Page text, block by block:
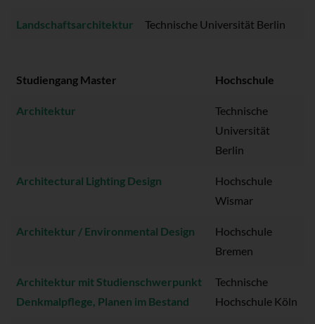
Landschaftsarchitektur Technische Universität Berlin
Studiengang Master Hochschule
Architektur
Technische
Universität
Berlin
Architectural Lighting Design
Hochschule
Wismar
Architektur / Environmental Design
Hochschule
Bremen
Architektur mit Studienschwerpunkt
Denkmalpflege, Planen im Bestand
Technische
Hochschule Köln